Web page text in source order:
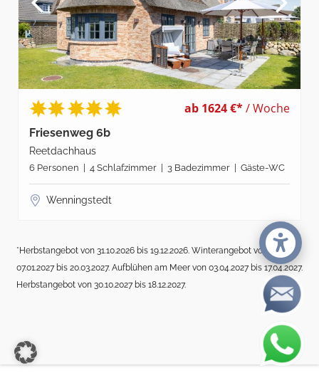
ab 1624 €*/ Woche
Friesenweg 6b
Reetdachhaus
6 Personen | 4 Schlafzimmer | 3 Badezimmer | Gäste-WC
Wenningstedt
*Herbstangebot von 31.10.2026 bis 19.12.2026. Winterangebot von
07.01.2027 bis 20.03.2027. Aufblühen am Meer von 03.04.2027 bis 17.04.2027.
Herbstangebot von 30.10.2027 bis 18.12.2027.